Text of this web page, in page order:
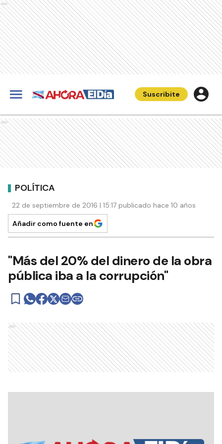
Ads
Suscribite
Ads
POLÍTICA
22 de septiembre de 2016 | 15:17 publicado hace 10 años
Añadir como fuente en
"Más del 20% del dinero de la obra
pública iba a la corrupción"
Ads